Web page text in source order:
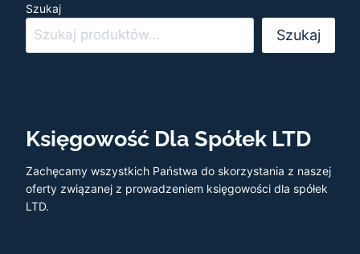
Szukaj
Szukaj
Księgowość Dla Spółek LTD
Zachęcamy wszystkich Państwa do skorzystania z naszej
oferty związanej z prowadzeniem księgowości dla spółek
LTD.